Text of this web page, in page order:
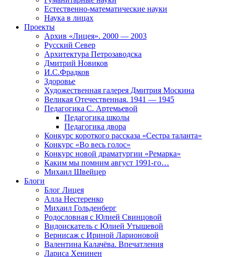
Естественно-математические науки
Наука в лицах
Проекты
Архив «Лицея». 2000 — 2003
Русский Север
Архитектура Петрозаводска
Дмитрий Новиков
И.С.Фрадков
Здоровье
Художественная галерея Дмитрия Москина
Великая Отечественная. 1941 — 1945
Педагогика С. Артемьевой
Педагогика школы
Педагогика двора
Конкурс короткого рассказа «Сестра таланта»
Конкурс «Во весь голос»
Конкурс новой драматургии «Ремарка»
Каким мы помним август 1991-го…
Михаил Швейцер
Блоги
Блог Лицея
Алла Нестеренко
Михаил Гольденберг
Родословная с Юлией Свинцовой
Видоискатель с Юлией Утышевой
Вернисаж с Ириной Ларионовой
Валентина Калачёва. Впечатления
Лариса Хенинен